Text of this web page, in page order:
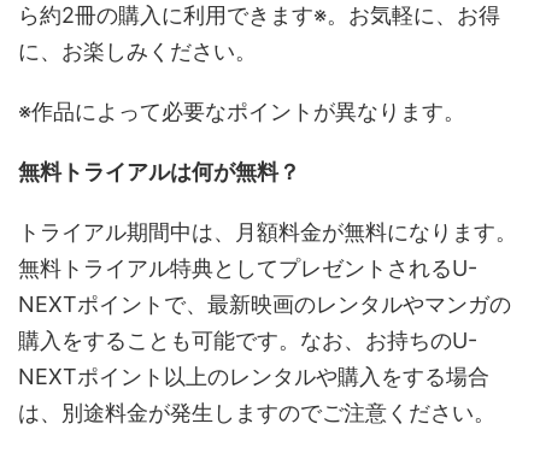
ら約2冊の購入に利用できます※。お気軽に、お得
に、お楽しみください。
※作品によって必要なポイントが異なります。
無料トライアルは何が無料？
トライアル期間中は、月額料金が無料になります。
無料トライアル特典としてプレゼントされるU-
NEXTポイントで、最新映画のレンタルやマンガの
購入をすることも可能です。なお、お持ちのU-
NEXTポイント以上のレンタルや購入をする場合
は、別途料金が発生しますのでご注意ください。